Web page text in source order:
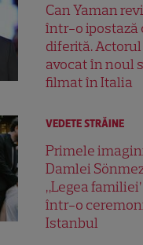
Can Yaman
într-o ipostază
diferită.
avocat în noul
filmat în Italia
VEDETE STRĂINE
Primele
Damlei
„Legea
într-o
Istanbul